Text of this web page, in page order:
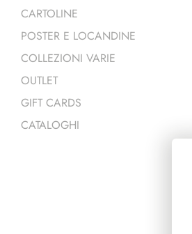
CARTOLINE
POSTER E LOCANDINE
COLLEZIONI VARIE
OUTLET
GIFT CARDS
CATALOGHI